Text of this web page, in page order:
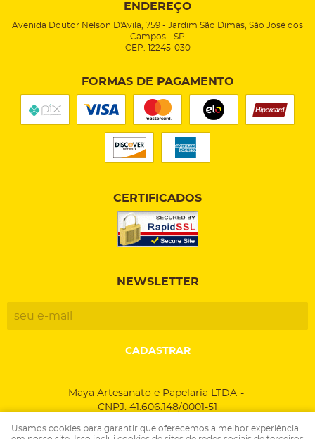
ENDEREÇO
Avenida Doutor Nelson D'Avila, 759 - Jardim São Dimas, São José dos
Campos - SP
CEP: 12245-030
FORMAS DE PAGAMENTO
CERTIFICADOS
NEWSLETTER
CADASTRAR
Maya Artesanato e Papelaria LTDA
CNPJ: 41.606.148/0001-51
Usamos cookies para garantir que oferecemos a melhor experiência